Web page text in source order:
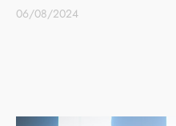
06/08/2024